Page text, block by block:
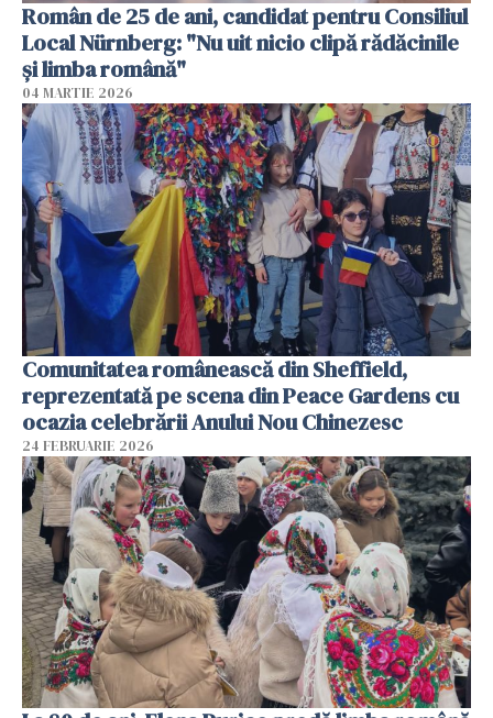
Român de 25 de ani, candidat pentru Consiliul
Local Nürnberg: "Nu uit nicio clipă rădăcinile
și limba română"
04 MARTIE 2026
Comunitatea românească din Sheffield,
reprezentată pe scena din Peace Gardens cu
ocazia celebrării Anului Nou Chinezesc
24 FEBRUARIE 2026